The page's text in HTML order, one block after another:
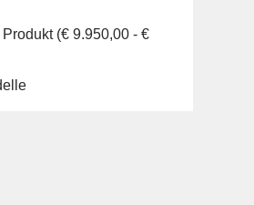
(€ 9.950,00 - €